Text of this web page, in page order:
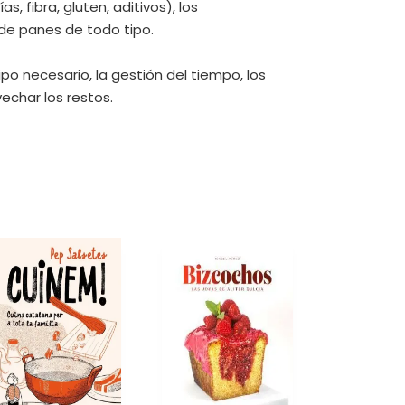
fibra, gluten, aditivos), los
panes de todo tipo.
necesario, la gestión del tiempo, los
los restos.